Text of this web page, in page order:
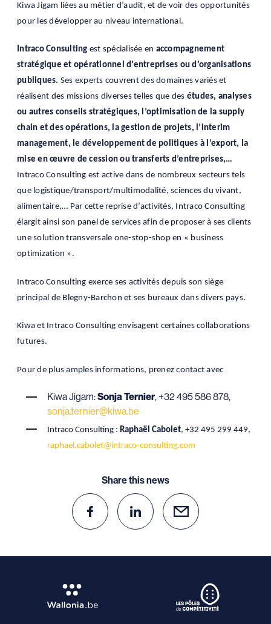
Kiwa Jigam liées au métier d’audit, et de voir des opportunités
pour les développer au niveau international.
Intraco Consulting est spécialisée en accompagnement
stratégique et opérationnel d’entreprises ou d’organisations
publiques. Ses experts couvrent des domaines variés et
réalisent des missions diverses telles que des études, analyses
ou autres conseils stratégiques, l’optimisation de la supply
chain et des opérations, la gestion de projets, l’interim
management, le développement de politiques à l’export, la
mise en œuvre de cessionou transferts d’entreprises,…
Intraco Consulting est active dans de nombreux secteurs tels
que logistique/transport/multimodalité, sciences du vivant,
alimentaire,… Par cette reprise d’activités, Intraco Consulting
élargit ainsi son panel de services afin de proposer à ses clients
une solution transversale one-stop-shop en « business
optimization ».
Intraco Consulting exerce ses activités depuis son siège
principal de Blegny-Barchon et ses bureaux dans divers pays.
Kiwa et Intraco Consulting envisagent certaines collaborations
futures.
Pour de plus amples informations, prenez contact avec
Kiwa Jigam:Sonja Ternier, +32 495 586 878,
sonja.ternier@kiwa.be
Intraco Consulting : Raphaël Cabolet, +32 495 299 449,
raphael.cabolet@intraco-consulting.com
Share this news